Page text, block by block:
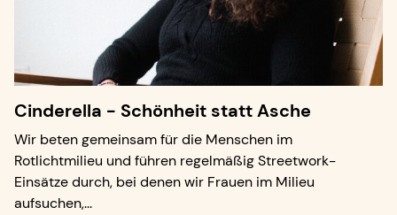
Cinderella - Schönheit statt Asche
Wir beten gemeinsam für die Menschen im
Rotlichtmilieu und führen regelmäßig Streetwork-
Einsätze durch, bei denen wir Frauen im Milieu
aufsuchen,...